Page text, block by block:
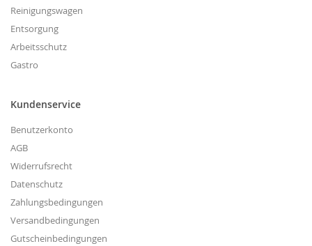
Reinigungswagen
Entsorgung
Arbeitsschutz
Gastro
Kundenservice
Benutzerkonto
AGB
Widerrufsrecht
Datenschutz
Zahlungsbedingungen
Versandbedingungen
Gutscheinbedingungen